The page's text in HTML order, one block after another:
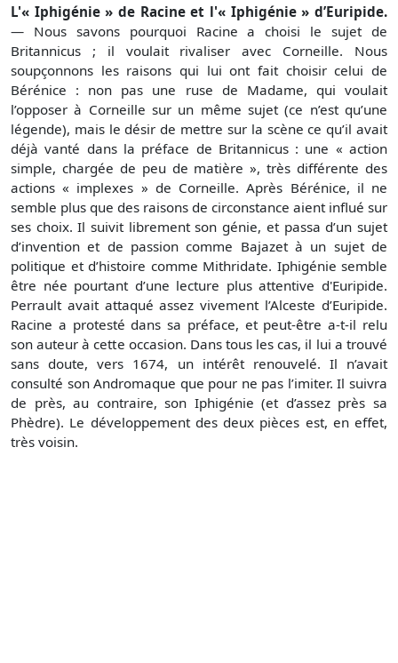
L'« Iphigénie » de Racine et l'« Iphigénie » d’Euripide.
— Nous savons pourquoi Racine a choisi le sujet de
Britannicus ; il voulait rivaliser avec Corneille. Nous
soupçonnons les raisons qui lui ont fait choisir celui de
Bérénice : non pas une ruse de Madame, qui voulait
l’opposer à Corneille sur un même sujet (ce n’est qu’une
légende), mais le désir de mettre sur la scène ce qu’il avait
déjà vanté dans la préface de Britannicus : une « action
simple, chargée de peu de matière », très différente des
actions « implexes » de Corneille. Après Bérénice, il ne
semble plus que des raisons de circonstance aient influé sur
ses choix. Il suivit librement son génie, et passa d’un sujet
d’invention et de passion comme Bajazet à un sujet de
politique et d’histoire comme Mithridate. Iphigénie semble
être née pourtant d’une lecture plus attentive d'Euripide.
Perrault avait attaqué assez vivement l’Alceste d’Euripide.
Racine a protesté dans sa préface, et peut-être a-t-il relu
son auteur à cette occasion. Dans tous les cas, il lui a trouvé
sans doute, vers 1674, un intérêt renouvelé. Il n’avait
consulté son Andromaque que pour ne pas l’imiter. Il suivra
de près, au contraire, son Iphigénie (et d’assez près sa
Phèdre). Le développement des deux pièces est, en effet,
très voisin.